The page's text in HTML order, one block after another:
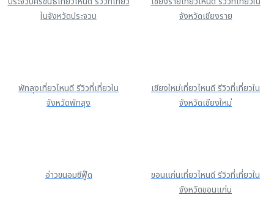
ในจังหวัดประจวบ
จังหวัดเชียงราย
พัทลุงเที่ยวไหนดี รีวิวที่เที่ยวใน
จังหวัดพัทลุง
เชียงใหม่เที่ยวไหนดี รีวิวที่เที่ยวใน
จังหวัดเชียงใหม่
อ่าวขนอมซีฟู๊ด
ขอนแก่นเที่ยวไหนดี รีวิวที่เที่ยวใน
จังหวัดขอนแก่น